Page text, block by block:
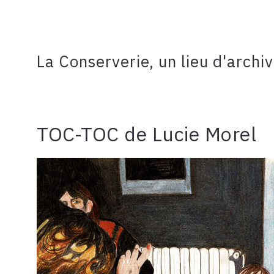
La Conserverie, un lieu
TOC-TOC de Lucie Morel